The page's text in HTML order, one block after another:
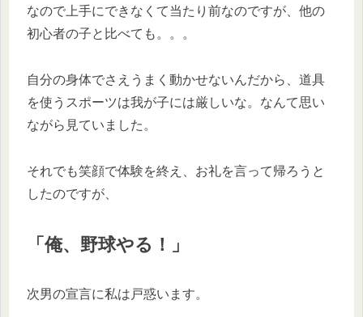
なので上手にできなくて当たり前なのですが、他の
初心者の子と比べても。。。
自分の身体でさえうまく動かせないんだから、道具
を使うスポーツは我が子には厳しいな。なんて思い
ながら見ていました。
それでも笑顔で体験を終え、お礼を言って帰ろうと
したのですが、
「俺、野球やる！」
次男の宣言に私は戸惑います。